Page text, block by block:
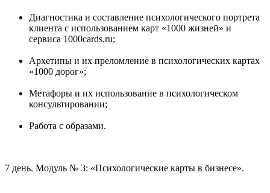
Диагностика и составление психологического портрета
клиента с использованием карт «1000 жизней» и
сервиса 1000cards.ru;
Архетипы и их преломление в психологических картах
«1000 дорог»;
Метафоры и их использование в психологическом
консультировании;
Работа с образами.
7 день. Модуль № 3: «Психологические карты в бизнесе».